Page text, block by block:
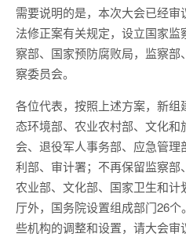
需要说明的是，本次大会已经
法修正案有关规定，设立国家
察部、国家预防腐败局，监察
察委员会。
各位代表，按照上述方案，新
态环境部、农业农村部、文化和
会、退役军人事务部、应急管
利部、审计署；不再保留监察部
农业部、文化部、国家卫生和
厅外，国务院设置组成部门26
些机构的调整和设置，请大会审